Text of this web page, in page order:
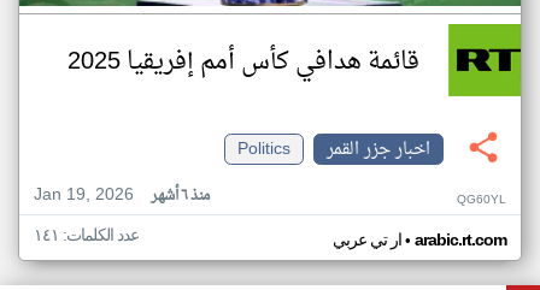
قائمة هدافي كأس أمم إفريقيا 2025
اخبار جزر القمر
Politics
Jan 19, 2026
منذ ٦ أشهر QG60YL
ار تي عربي• arabic.rt.com عدد الكلمات: ١٤١